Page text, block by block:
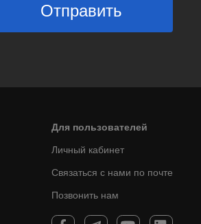
Отправить
Для пользователей
Личный кабинет
Связаться с нами по почте
Позвонить нам